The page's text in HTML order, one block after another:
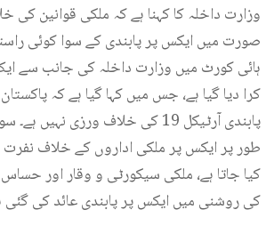
وزارت داخلہ کا کہنا ہے کہ ملکی قوانین کی
صورت میں ایکس پر پابندی کے سوا کوئی
ہائی کورٹ میں وزارت داخلہ کی جانب سے
کرا دیا گیا ہے، جس میں کہا گیا ہے کہ
پابندی آرٹیکل 19 کی خلاف ورزی
طور پر ایکس پر ملکی اداروں کے خلاف نفرت
کیا جاتا ہے، ملکی سیکورٹی و وقار اور
کی روشنی میں ایکس پر پابندی عائد کی گئی